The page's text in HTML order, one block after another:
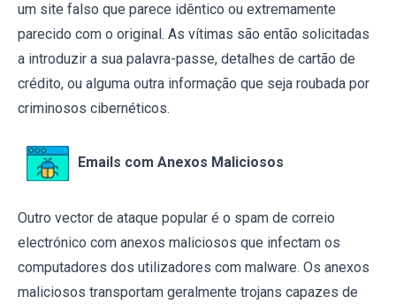
um site falso que parece idêntico ou extremamente
parecido com o original. As vítimas são então solicitadas
a introduzir a sua palavra-passe, detalhes de cartão de
crédito, ou alguma outra informação que seja roubada por
criminosos cibernéticos.
Emails com Anexos Maliciosos
Outro vector de ataque popular é o spam de correio
electrónico com anexos maliciosos que infectam os
computadores dos utilizadores com malware. Os anexos
maliciosos transportam geralmente trojans capazes de